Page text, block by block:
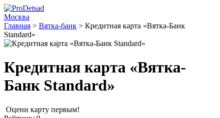
Москва
Главная > Вятка-банк > Кредитная карта «Вятка-Банк
Standard»
Кредитная карта «Вятка-
Банк Standard»
Оцени карту первым!